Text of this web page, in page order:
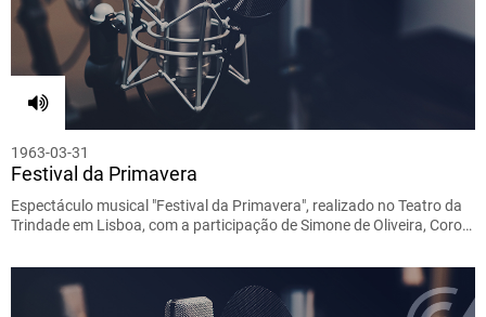
1963-03-31
Festival da Primavera
Espectáculo musical "Festival da Primavera", realizado no Teatro da
Trindade em Lisboa, com a participação de Simone de Oliveira, Coro…